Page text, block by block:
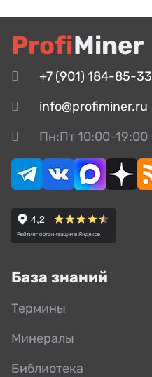
ProfiMiner
+7 (901) 184-85-33
info@profiminer.ru
Пн:Пт 10:00-19:00
База знаний
Термины
Минералы
Библиотека